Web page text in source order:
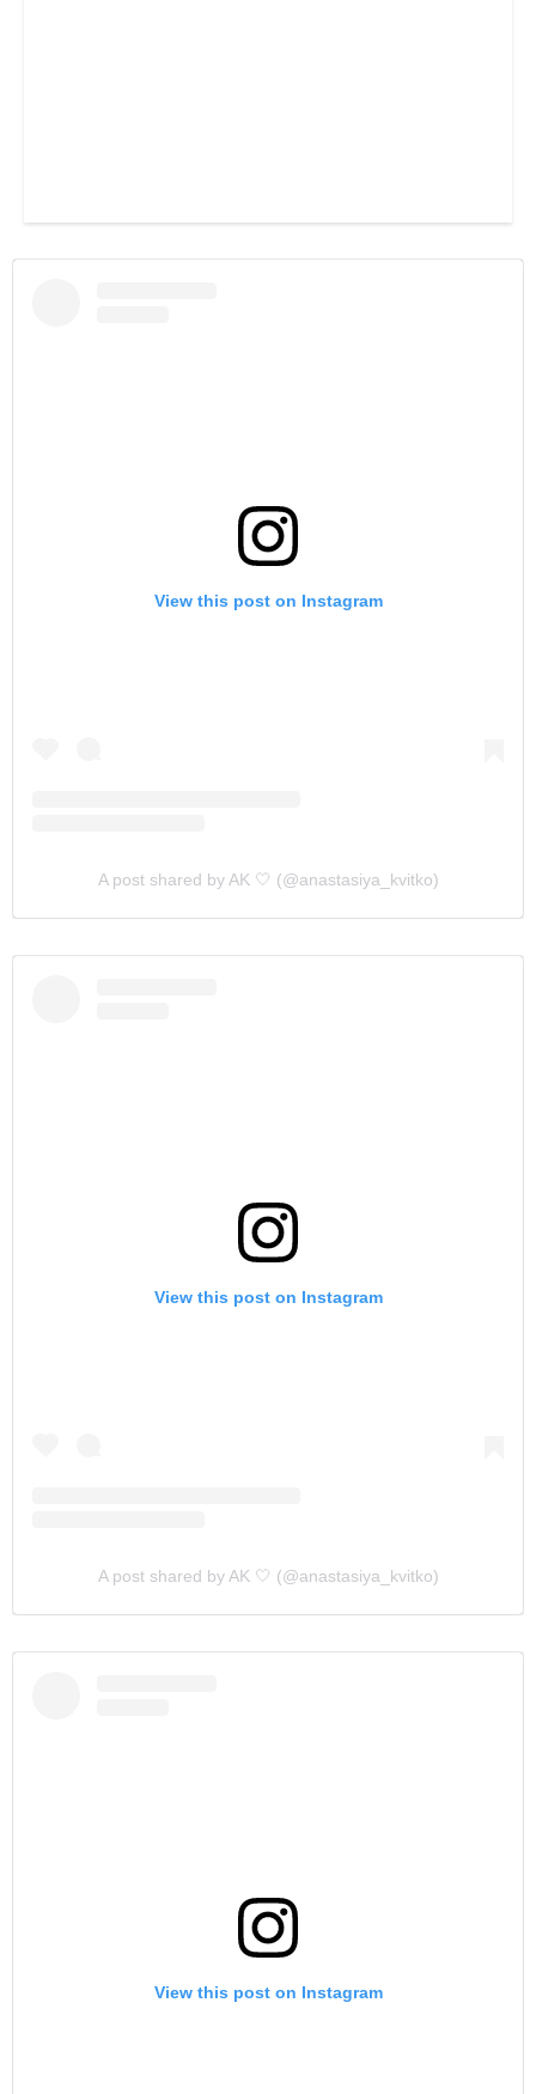
View this post on Instagram
A post shared by AK 🤍 (@anastasiya_kvitko)
View this post on Instagram
A post shared by AK 🤍 (@anastasiya_kvitko)
View this post on Instagram